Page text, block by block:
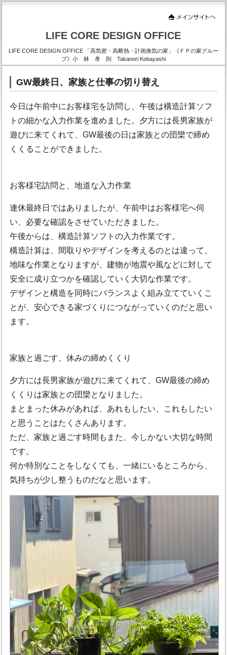
LIFE CORE DESIGN OFFICE
LIFE CORE DESIGN OFFICE 「高気密・高断熱・計画換気の家」《ＦＰの家グルー
プ》小 林 孝 則 Takanori Kobayashi
GW最終日、家族と仕事の切り替え
今日は午前中にお客様宅を訪問し、午後は構造計算ソフ
トの細かな入力作業を進めました。夕方には長男家族が
遊びに来てくれて、GW最後の日は家族との団欒で締め
くくることができました。
お客様宅訪問と、地道な入力作業
連休最終日ではありましたが、午前中はお客様宅へ伺
い、必要な確認をさせていただきました。
午後からは、構造計算ソフトの入力作業です。
構造計算は、間取りやデザインを考えるのとは違って、
地味な作業となりますが、建物が地震や風などに対して
安全に成り立つかを確認していく大切な作業です。
デザインと構造を同時にバランスよく組み立てていくこ
とが、安心できる家づくりにつながっていくのだと思い
ます。
家族と過ごす、休みの締めくくり
夕方には長男家族が遊びに来てくれて、GW最後の締め
くくりは家族との団欒となりました。
まとまった休みがあれば、あれもしたい、これもしたい
と思うことはたくさんあります。
ただ、家族と過ごす時間もまた、今しかない大切な時間
です。
何か特別なことをしなくても、一緒にいるところから、
気持ちが少し整うものだなと思います。